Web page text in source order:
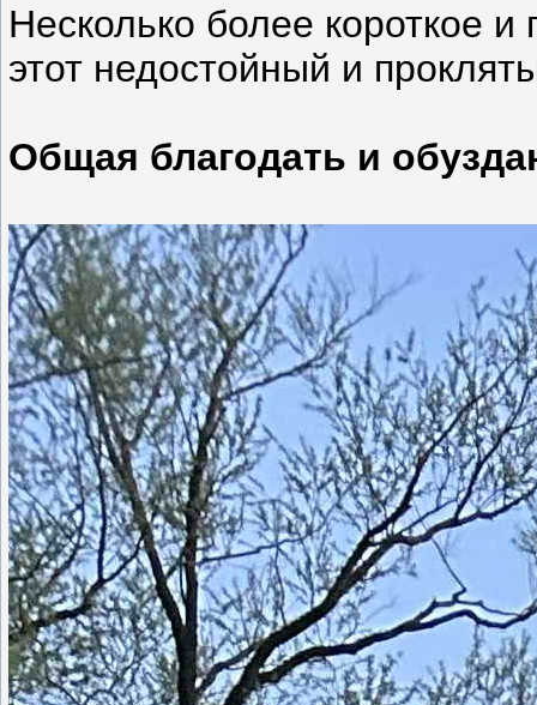
Несколько более короткое
этот недостойный и
Общая благодать и